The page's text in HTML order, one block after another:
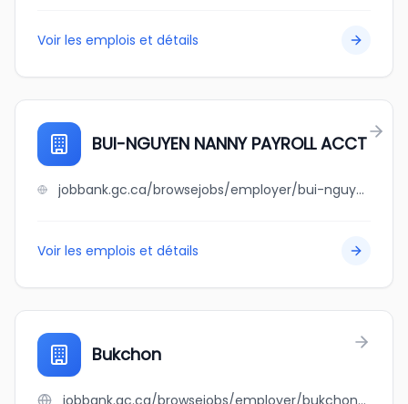
Voir les emplois et détails
BUI-NGUYEN NANNY PAYROLL ACCT
jobbank.gc.ca/browsejobs/employer/bui-nguyen+nanny+payroll+acct/ca
Voir les emplois et détails
Bukchon
jobbank.gc.ca/browsejobs/employer/bukchon/ca